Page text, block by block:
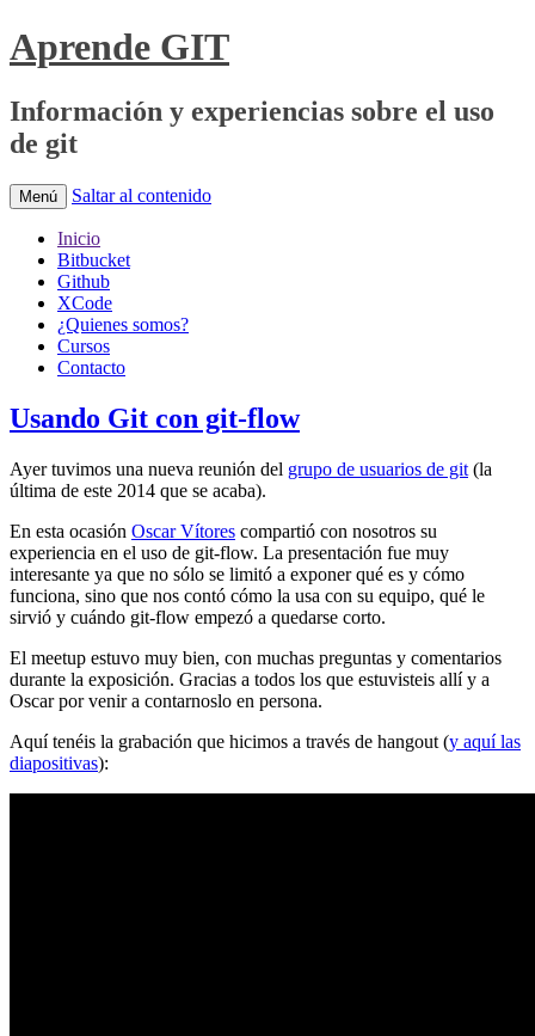
Aprende GIT
Información y experiencias sobre el uso
de git
Menú Saltar al contenido
Inicio
Bitbucket
Github
XCode
¿Quienes somos?
Cursos
Contacto
Usando Git con git-flow
Ayer tuvimos una nueva reunión del grupo de usuarios de git (la
última de este 2014 que se acaba).
En esta ocasión Oscar Vítores compartió con nosotros su
experiencia en el uso de git-flow. La presentación fue muy
interesante ya que no sólo se limitó a exponer qué es y cómo
funciona, sino que nos contó cómo la usa con su equipo, qué le
sirvió y cuándo git-flow empezó a quedarse corto.
El meetup estuvo muy bien, con muchas preguntas y comentarios
durante la exposición. Gracias a todos los que estuvisteis allí y a
Oscar por venir a contarnoslo en persona.
Aquí tenéis la grabación que hicimos a través de hangout (y aquí las
diapositivas):